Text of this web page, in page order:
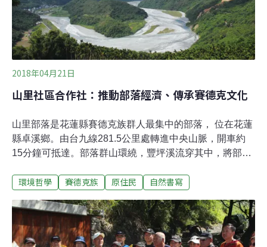
會有不同的鳴唱聲。區域中的群體則會跟著其中一隻公鳥
合頌，猶如主旋律後的合聲呼應
2018年04月21日
山里社區合作社：推動部落經濟、傳承賽德克文化
山里部落是花蓮縣賽德克族群人最集中的部落， 位在花蓮
縣卓溪鄉。由台九線281.5公里處轉進中央山脈，開車約
15分鐘可抵達。部落群山環繞，豐坪溪流穿其中，將部落
活動痕跡或聽見其叫聲，螢火蟲季節有群聚飛舞的螢光點
為地理位置的區隔，與外界交流較少，因此仍保留其傳統
特色。在賽德克族的文化工藝中，男性製作工具、弓箭、
獵具、口簧琴、藤編；女性則負責織布──不是為了交易買
環境哲學 賽德克族 原住民 自然書寫